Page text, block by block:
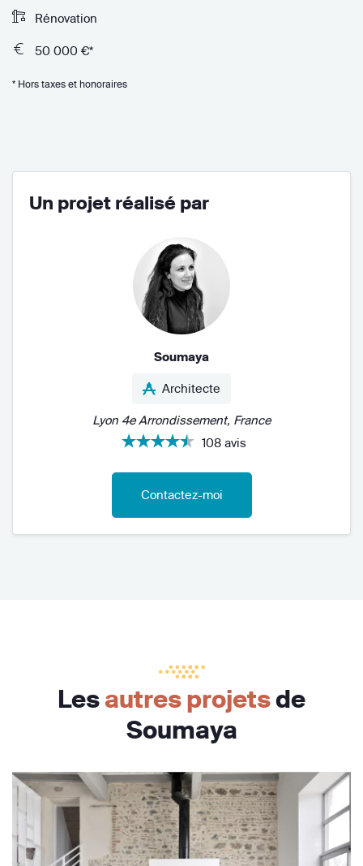
Rénovation
50 000 €*
* Hors taxes et honoraires
Un projet réalisé par
Soumaya
Architecte
Lyon 4e Arrondissement, France
108 avis
Contactez-moi
Lesautres projetsde
Soumaya